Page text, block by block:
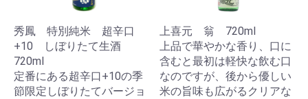
秀鳳 特別純米 超辛口
+10 しぼりたて生酒
720ml
定番にある超辛口+10の季
節限定しぼりたてバージョ
上喜元 翁 720ml
上品で華やかな香り、口に
含むと最初は軽快な飲む口
なのですが、後から優しい
米の旨味も広がるクリアな